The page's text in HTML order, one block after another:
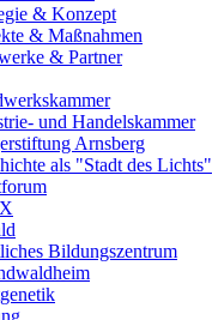
& Konzept
& Maßnahmen
& Partner
und Handelskammer
Arnsberg
als "Stadt des Lichts"
Bildungszentrum